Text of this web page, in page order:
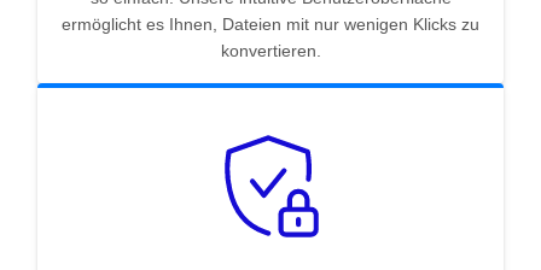
ermöglicht es Ihnen, Dateien mit nur wenigen Klicks zu
konvertieren.